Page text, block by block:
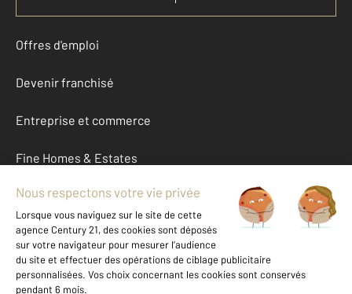
Offres d'emploi
Devenir franchisé
Entreprise et commerce
Fine Homes & Estates
À propos
International
Nous contacter